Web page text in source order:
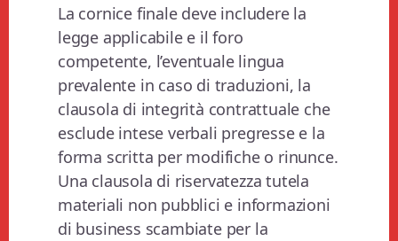
La cornice finale deve includere la
legge applicabile e il foro
competente, l’eventuale lingua
prevalente in caso di traduzioni, la
clausola di integrità contrattuale che
esclude intese verbali pregresse e la
forma scritta per modifiche o rinunce.
Una clausola di riservatezza tutela
materiali non pubblici e informazioni
di business scambiate per la